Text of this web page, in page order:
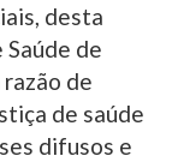
desta
de
de
de saúde
difusos e